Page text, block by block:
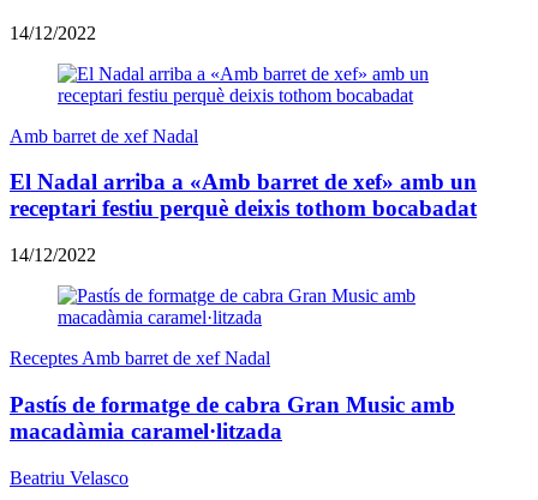
14/12/2022
Amb barret de xef Nadal
El Nadal arriba a «Amb barret de xef» amb un
receptari festiu perquè deixis tothom bocabadat
14/12/2022
Receptes Amb barret de xef Nadal
Pastís de formatge de cabra Gran Music amb
macadàmia caramel·litzada
Beatriu Velasco